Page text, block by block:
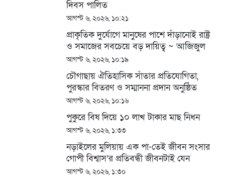
দিবস পালিত
আগস্ট ৬, ২০২৬, ১০:২১
প্রাকৃতিক দুর্যোগে মানুষের পাশে দাঁড়ানোই রাষ্ট্র
ও সমাজের সবচেয়ে বড় দায়িত্ব ~ আজিজুল
বারী হেলাল
আগস্ট ৬, ২০২৬, ১০:১৯
চৌগাছায় ঐতিহাসিক সাঁতার প্রতিযোগিতা,
পুরস্কার বিতরণ ও সম্মাননা প্রদান অনুষ্ঠিত
আগস্ট ৬, ২০২৬, ১০:১৬
পুকুরে বিষ দিয়ে ১০ লাখ টাকার মাছ নিধন
আগস্ট ৬, ২০২৬, ১:৩৩
নড়াইলের মুলিয়ায় এক পা-তেই জীবন সংসার
গোপী বিশ্বাস’র প্রতিবন্ধী জীবনটাই যেন
অভিশাপ
আগস্ট ৬, ২০২৬, ১:৩০